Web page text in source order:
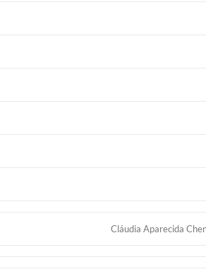
Cláudia Aparecida